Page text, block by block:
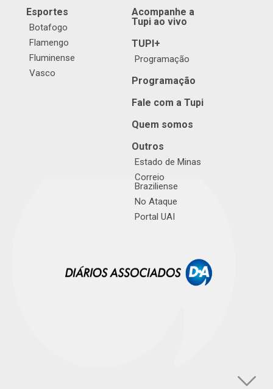
Esportes
Botafogo
Flamengo
Fluminense
Vasco
Acompanhe a
Tupi ao vivo
TUPI+
Programação
Programação
Fale com a Tupi
Quem somos
Outros
Estado de Minas
Correio
Braziliense
No Ataque
Portal UAI